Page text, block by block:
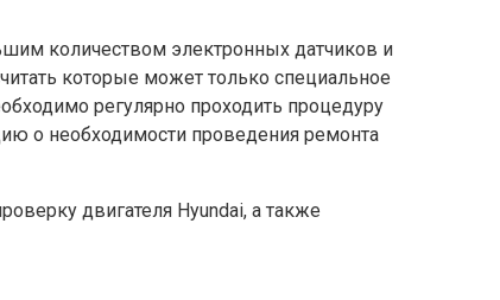
количеством электронных датчиков и
которые может только специальное
регулярно проходить процедуру
о необходимости проведения ремонта
двигателя Hyundai, а также